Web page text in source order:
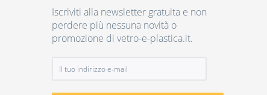
Iscriviti alla newsletter gratuita e non
perdere più nessuna novità o
promozione di vetro-e-plastica.it.